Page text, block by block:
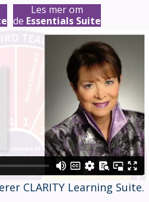
Les mer om
de Essentials Suite
CLARITY Learning Suite.